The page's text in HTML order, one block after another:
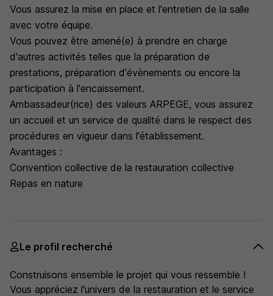
Vous assurez la mise en place et l'entretien de la salle
avec votre équipe.
Vous pouvez être amené(e) à prendre en charge
d'autres activités telles que la préparation de
prestations, préparation d'évènements ou encore la
participation à l'encaissement.
Ambassadeur(rice) des valeurs ARPEGE, vous assurez
un accueil et un service de qualité dans le respect des
procédures en vigueur dans l'établissement.
Avantages :
Convention collective de la restauration collective
Repas en nature
Le profil recherché
Construisons ensemble le projet qui vous ressemble !
Vous appréciez l'univers de la restauration et le service